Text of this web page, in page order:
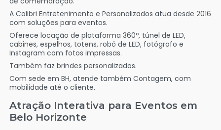
A Colibri Entretenimento e Personalizados atua desde 2016
com soluções para eventos.
Oferece locação de plataforma 360º, túnel de LED,
cabines, espelhos, totens, robô de LED, fotógrafo e
Instagram com fotos impressas.
Também faz brindes personalizados.
Com sede em BH, atende também Contagem, com
mobilidade até o cliente.
Atração Interativa para Eventos em
Belo Horizonte